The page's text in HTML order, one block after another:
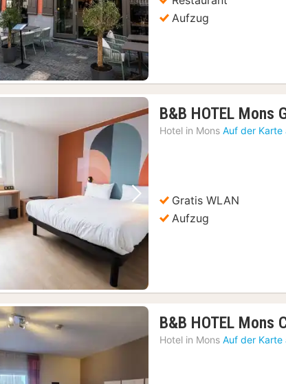
Aufzug
Bild Nächstes Bild
B&B HOTEL Mons
Hotel in Mons Auf der Karte
Gratis WLAN
Aufzug
B&B HOTEL Mons
Hotel in Mons Auf der Karte